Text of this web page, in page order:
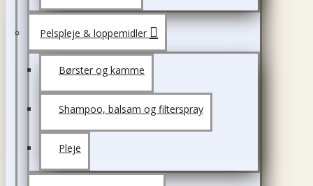
Pelspleje & loppemidler
Børster og kamme
Shampoo, balsam og filterspray
Pleje